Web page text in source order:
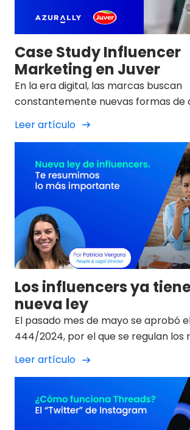
Case Study Influencer
Marketing en Juver
En la era digital, las marcas buscan
constantemente nuevas formas de
su público de manera auténtica y
estrategia de influencer marketing,
cada vez más valorado por su
generar un vínculo directo entre
Leer artículo
Los influencers ya
nueva ley
El pasado mes de mayo se aprobó
444/2024, por el que se regulan los
efectos de ser considerado usuario
vídeos a través de plataforma, más
como como la “Ley de Influencers”.
Leer artículo